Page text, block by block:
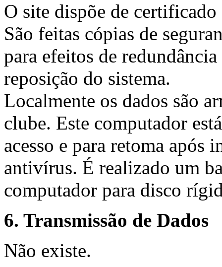
O site dispõe de
São feitas cópias de
para efeitos de
reposição do sistema.
Localmente os dados são
clube. Este computador
acesso e para retoma
antivírus. É realizado um
computador para disco
6. Transmissão de Dados
Não existe.